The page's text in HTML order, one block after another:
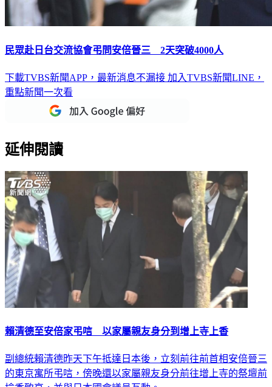
民眾赴日台交流協會弔問安倍晉三 2天突破4000人
下載TVBS新聞APP，最新消息不漏接 加入TVBS新聞LINE，
重點新聞一次看
延伸閱讀
賴清德至安倍家弔唁 以家屬親友身分到增上寺上香
副總統賴清德昨天下午抵達日本後，立刻前往前首相安倍晉三
的東京寓所弔唁，傍晚還以家屬親友身分前往增上寺的祭壇前